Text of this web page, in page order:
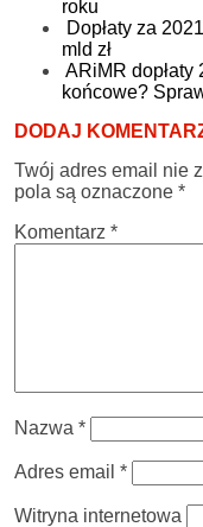
roku
Dopłaty za
mld zł
ARiMR dopłaty
końcowe?
DODAJ
Twój adres email nie
pola są oznaczone *
Komentarz *
Nazwa *
Adres email *
Witryna internetowa